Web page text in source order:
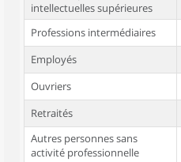
intellectuelles supérieures
Professions intermédiaires
Employés
Ouvriers
Retraités
Autres personnes sans
activité professionnelle